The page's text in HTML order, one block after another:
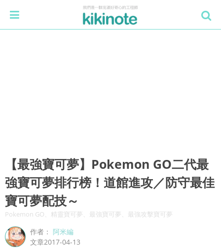
【最強寶可夢】Pokemon GO二代最
強寶可夢排行榜！道館進攻／防守最佳
寶可夢配技～
Pokemon GO、精靈寶可夢、最強寶可夢、最強攻擊寶可夢
作者： 阿米編
文章2017-04-13